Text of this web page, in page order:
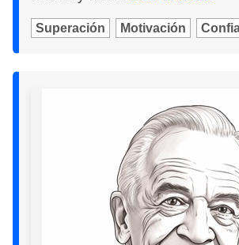
Superación Motivación